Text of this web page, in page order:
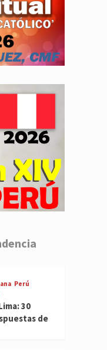
Perú
30
de